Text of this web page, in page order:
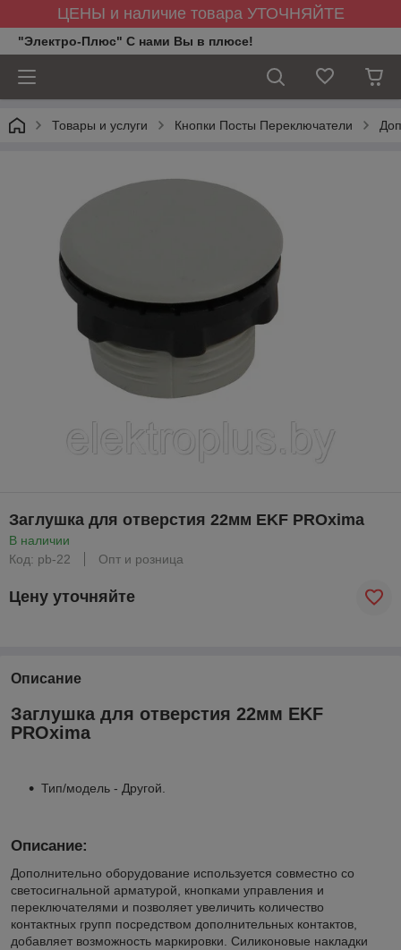
ЦЕНЫ и наличие товара УТОЧНЯЙТЕ
"Электро-Плюс" С нами Вы в плюсе!
Товары и услуги Кнопки Посты Переключатели
Заглушка для отверcтия 22мм EKF PROxima
В наличии
Код: pb-22
Опт и розница
Цену уточняйте
Описание
Заглушка для отверcтия 22мм EKF
PROxima
Тип/модель - Другой.
Описание:
Дополнительно оборудование используется совместно со
светосигнальной арматурой, кнопками управления и
переключателями и позволяет увеличить количество
контактных групп посредством дополнительных контактов,
добавляет возможность маркировки. Силиконовые накладки